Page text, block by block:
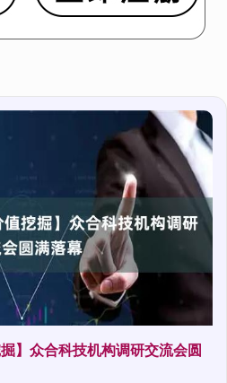
】众合科技机构调研交流会圆